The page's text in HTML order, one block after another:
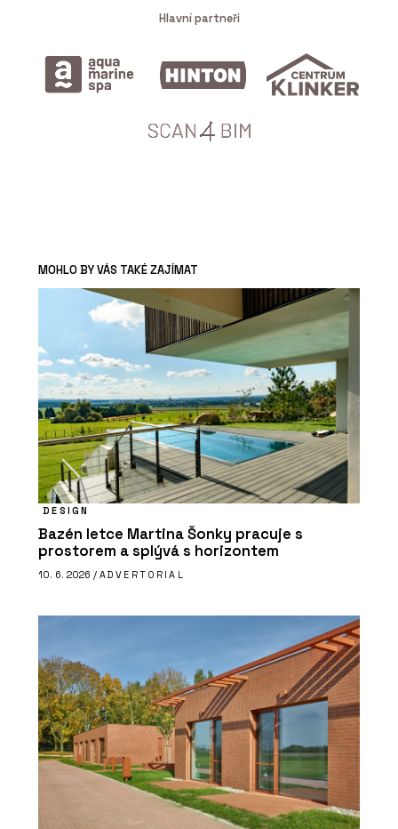
Hlavní partneři
MOHLO BY VÁS TAKÉ ZAJÍMAT
DESIGN
Bazén letce Martina Šonky pracuje s
prostorem a splývá s horizontem
10. 6. 2026 / ADVERTORIAL